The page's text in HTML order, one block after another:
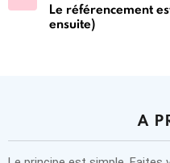
Le référencement
ensuite)
A